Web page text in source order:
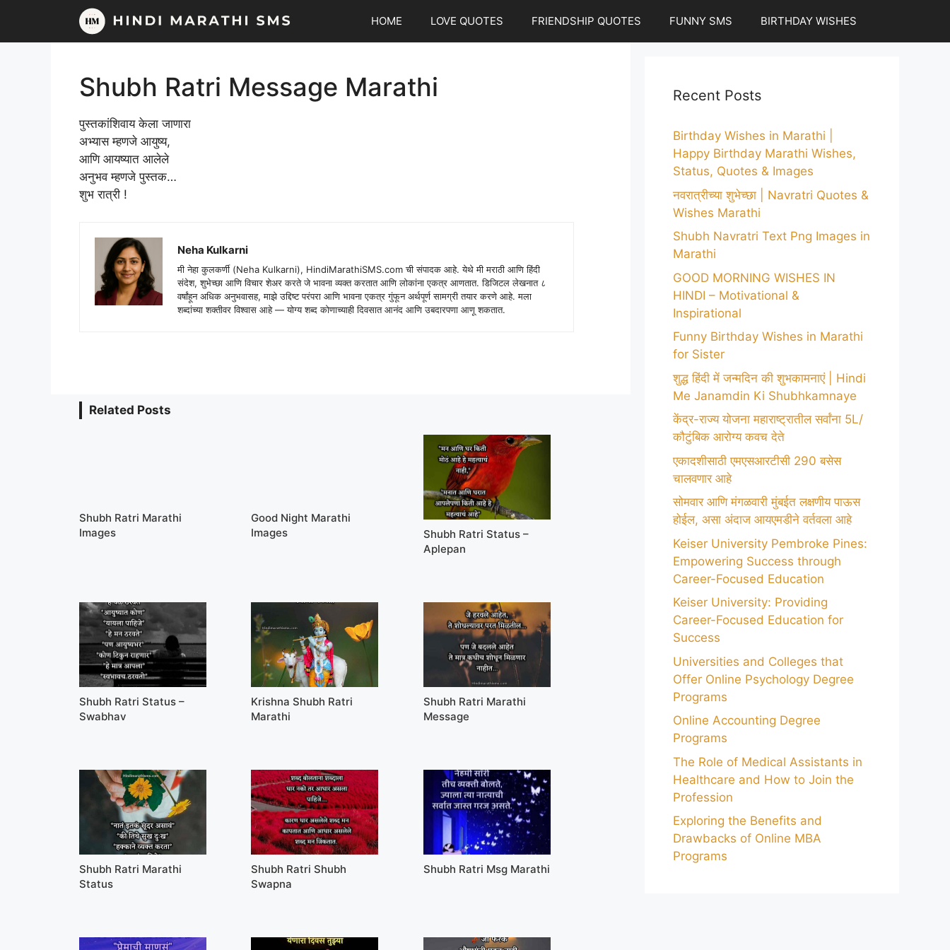
content
HOME LOVE QUOTES FRIENDSHIP QUOTES FUNNY SMS BIRTHDAY WISHES
Shubh Ratri Message Marathi
पुस्तकांशिवाय केला जाणारा
अभ्यास म्हणजे आयुष्य,
आणि आयष्यात आलेले
अनुभव म्हणजे पुस्तक…
शुभ रात्री !
Neha Kulkarni
मी नेहा कुलकर्णी (Neha Kulkarni), HindiMarathiSMS.com ची संपादक आहे. येथे मी मराठी आणि हिंदी
संदेश, शुभेच्छा आणि विचार शेअर करते जे भावना व्यक्त करतात आणि लोकांना एकत्र आणतात. डिजिटल लेखनात ८
वर्षांहून अधिक अनुभवासह, माझे उद्दिष्ट परंपरा आणि भावना एकत्र गुंफून अर्थपूर्ण सामग्री तयार करणे आहे. मला
शब्दांच्या शक्तीवर विश्वास आहे — योग्य शब्द कोणाच्याही दिवसात आनंद आणि उबदारपणा आणू शकतात.
Related Posts
Shubh Ratri Marathi
Images
Good Night Marathi
Images
Shubh Ratri Status –
Aplepan
Shubh Ratri Status –
Swabhav
Krishna Shubh Ratri
Marathi
Shubh Ratri Marathi
Message
Shubh Ratri Marathi
Status
Shubh Ratri Shubh
Swapna
Shubh Ratri Msg Marathi
Recent Posts
Birthday Wishes in Marathi |
Happy Birthday Marathi Wishes,
Status, Quotes & Images
नवरात्रीच्या शुभेच्छा | Navratri Quotes &
Wishes Marathi
Shubh Navratri Text Png Images in
Marathi
GOOD MORNING WISHES IN
HINDI – Motivational &
Inspirational
Funny Birthday Wishes in Marathi
for Sister
शुद्ध हिंदी में जन्मदिन की शुभकामनाएं | Hindi
Me Janamdin Ki Shubhkamnaye
केंद्र-राज्य योजना महाराष्ट्रातील सर्वांना 5L/
कौटुंबिक आरोग्य कवच देते
एकादशीसाठी एमएसआरटीसी 290 बसेस
चालवणार आहे
सोमवार आणि मंगळवारी मुंबईत लक्षणीय पाऊस
होईल, असा अंदाज आयएमडीने वर्तवला आहे
Keiser University Pembroke Pines:
Empowering Success through
Career-Focused Education
Keiser University: Providing
Career-Focused Education for
Success
Universities and Colleges that
Offer Online Psychology Degree
Programs
Online Accounting Degree
Programs
The Role of Medical Assistants in
Healthcare and How to Join the
Profession
Exploring the Benefits and
Drawbacks of Online MBA
Programs